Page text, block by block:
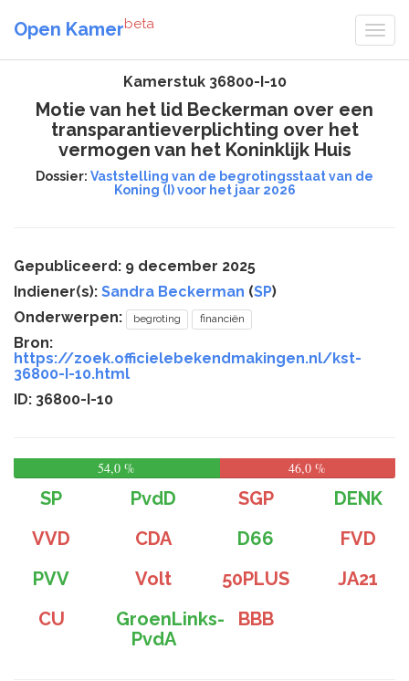
Open Kamerbeta
Kamerstuk 36800-I-10
Motie van het lid Beckerman over een
transparantieverplichting over het
vermogen van het Koninklijk Huis
Dossier: Vaststelling van de begrotingsstaat van de
Koning (I) voor het jaar 2026
Gepubliceerd: 9 december 2025
Indiener(s): Sandra Beckerman (SP)
Onderwerpen:
begroting financiën
Bron:
https://zoek.officielebekendmakingen.nl/kst-
36800-I-10.html
ID: 36800-I-10
54,0 % 46,0 %
SP PvdD SGP
DENK
VVD
CDA D66
FVD
PVV
Volt 50PLUS
JA21
CU
GroenLinks-
PvdA
BBB